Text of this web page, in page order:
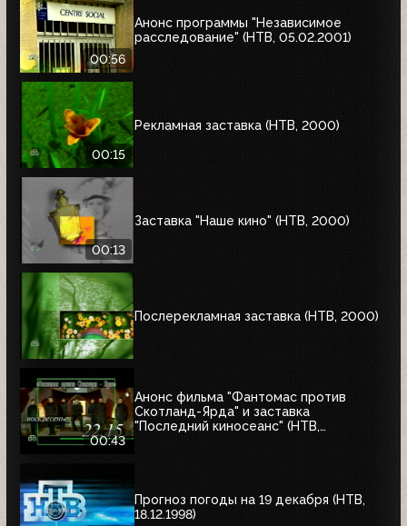
00:56
Анонс программы "Независимое
расследование" (НТВ, 05.02.2001)
00:15
Рекламная заставка (НТВ, 2000)
00:13
Заставка "Наше кино" (НТВ, 2000)
Послерекламная заставка (НТВ, 2000)
00:43
Анонс фильма "Фантомас против
Скотланд-Ярда" и заставка
"Последний киносеанс" (НТВ,
Прогноз погоды на 19 декабря (НТВ,
18.12.1998)